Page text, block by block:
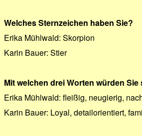
Welches Sternzeichen haben Sie?
Erika Mühlwald: Skorpion
Karin Bauer: Stier
Mit welchen drei Worten würden
Erika Mühlwald: fleißig, neugierig,
Karin Bauer: Loyal, detailorientiert,